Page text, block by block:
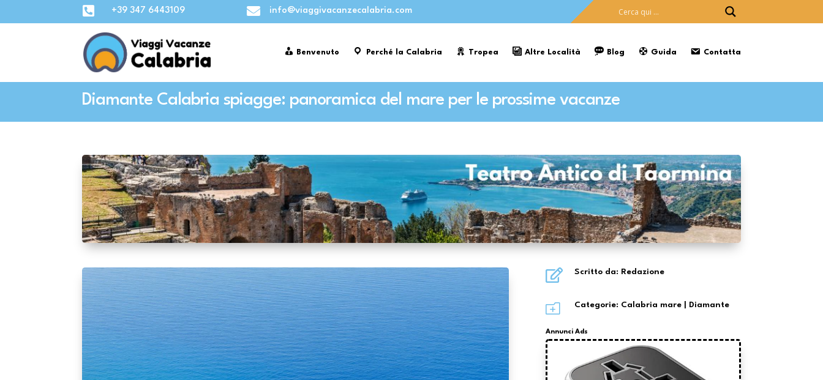
 +39 347 6443109  info@viaggivacanzecalabria.com
Benvenuto Perché la Calabria Tropea Altre Località Blog Guida Contatta
Diamante Calabria spiagge: panoramica del mare per le prossime vacanze
 Scritto da: Redazione
o Categorie: Calabria mare Diamante
Annunci Ads